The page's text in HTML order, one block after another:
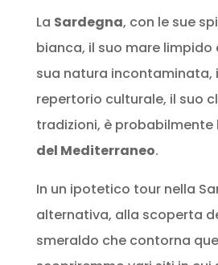
La Sardegna, con le sue
bianca, il suo mare limpido
sua natura incontaminata,
repertorio culturale, il suo
tradizioni, è probabilmente
del Mediterraneo.
In un ipotetico tour nella
alternativa, alla scoperta
smeraldo che contorna